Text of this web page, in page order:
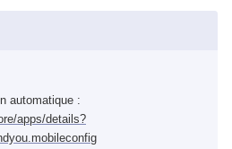
automatique :
apps/details?